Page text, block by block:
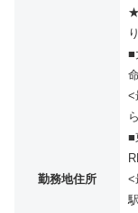
勤務地住所
■
<
■
<